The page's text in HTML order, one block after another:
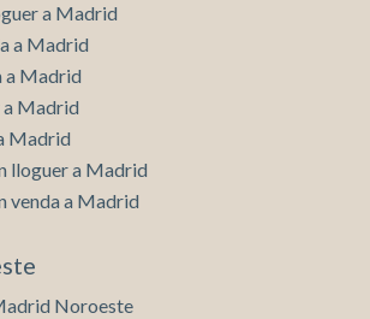
a Madrid
a Madrid
a Madrid
a Madrid
Madrid
lloguer a Madrid
venda a Madrid
Noroeste